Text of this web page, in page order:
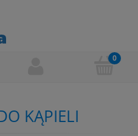
KĄPIELI